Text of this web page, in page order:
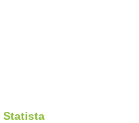
Statista